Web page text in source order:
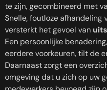
te zijn, gecombineerd met
Snelle, foutloze afhandeling
versterkt het gevoel van
Een persoonlijke
eerdere voorkeuren, tilt de
Daarnaast zorgt een
omgeving dat u zich op uw